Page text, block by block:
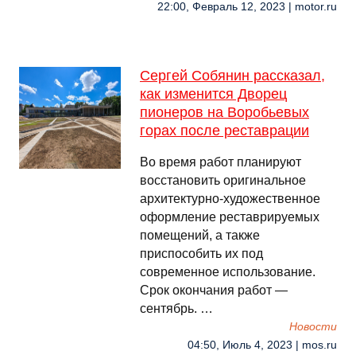
22:00, Февраль 12, 2023 | motor.ru
Сергей Собянин рассказал,
как изменится Дворец
пионеров на Воробьевых
горах после реставрации
Во время работ планируют
восстановить оригинальное
архитектурно-художественное
оформление реставрируемых
помещений, а также
приспособить их под
современное использование.
Срок окончания работ —
сентябрь. …
Новости
04:50, Июль 4, 2023 | mos.ru